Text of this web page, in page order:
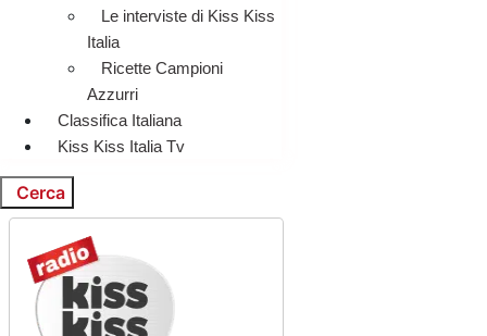
Le interviste di Kiss Kiss
Italia
Ricette Campioni
Azzurri
Classifica Italiana
Kiss Kiss Italia Tv
Cerca